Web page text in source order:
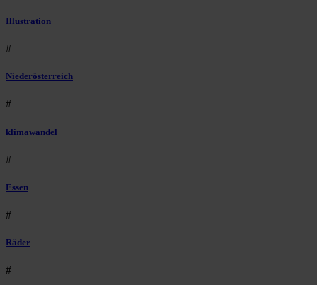
Illustration
#
Niederösterreich
#
klimawandel
#
Essen
#
Räder
#